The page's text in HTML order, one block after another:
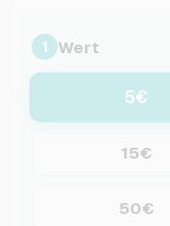
1 Wert
5€
15€
50€